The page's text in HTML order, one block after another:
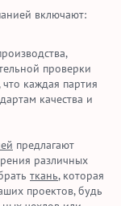
включают:
проверки
каждая партия
качества и
предлагают
различных
ткань, которая
проектов, будь